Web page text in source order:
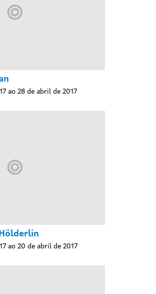
ao 28 de abril de 2017
ao 20 de abril de 2017